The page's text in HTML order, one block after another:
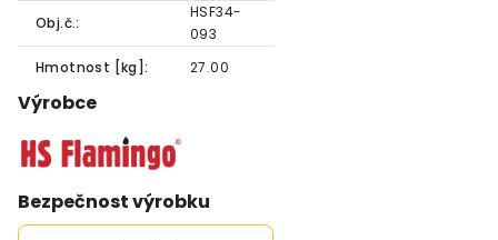
Obj.č.:
HSF34-
093
Hmotnost [kg]:
27.00
Výrobce
Bezpečnost výrobku